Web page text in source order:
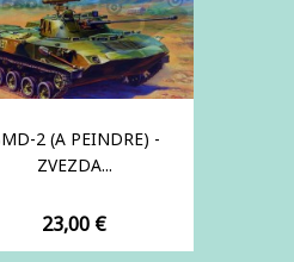
2 (A PEINDRE) -
ZVEZDA...
Prix
23,00 €